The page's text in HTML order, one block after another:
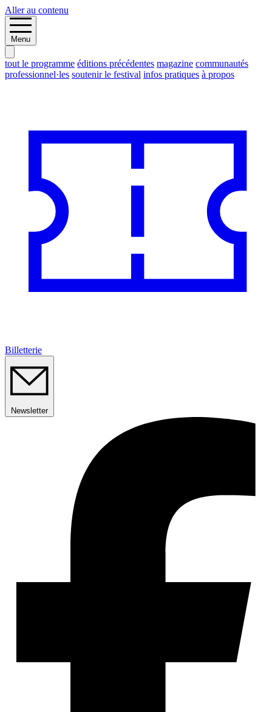
Aller au contenu
Menu
tout le programme éditions précédentes magazine communautés
professionnel·les soutenir le festival infos pratiques à propos
Billetterie
Newsletter